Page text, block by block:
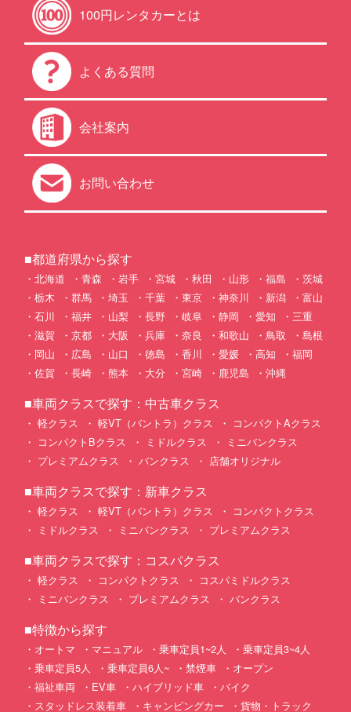
100円レンタカーとは
よくある質問
会社案内
お問い合わせ
■都道府県から探す
北海道 青森 岩手 宮城 秋田 山形 福島
茨城
栃木
群馬 埼玉 千葉 東京 神奈川 新潟
富山
石川
福井 山梨 長野 岐阜 静岡 愛知
三重
滋賀
京都 大阪 兵庫 奈良 和歌山 鳥取
島根
岡山
広島 山口 徳島 香川 愛媛 高知
福岡
佐賀
長崎 熊本 大分 宮崎 鹿児島 沖縄
■車両クラスで探す：中古車クラス
軽クラス 軽VT（バントラ）クラス
コンパクトAクラス
コンパクトBクラス
ミドルクラス
ミニバンクラス
プレミアムクラス
バンクラス 店舗オリジナル
■車両クラスで探す：新車クラス
軽クラス 軽VT（バントラ）クラス
コンパクトクラス
ミドルクラス
ミニバンクラス プレミアムクラス
■車両クラスで探す：コスパクラス
軽クラス コンパクトクラス
コスパミドルクラス
ミニバンクラス
プレミアムクラス バンクラス
■特徴から探す
オートマ マニュアル 乗車定員1~2人
乗車定員3~4人
乗車定員5人
乗車定員6人~ 禁煙車
オープン
福祉車両
EV車 ハイブリッド車
バイク
スタッドレス装着車
キャンピングカー 貨物・トラック